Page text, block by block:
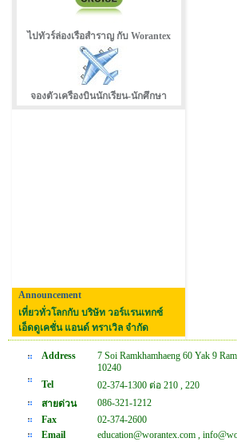
ไปทัวร์ล่องเรือสำราญ กับ Worantex
จองตัวเครืองบินนักเรียน-นักศึกษา
Announcement
เที่ยวทั่วโลกกับ บริษัท วอร์แรนเทกซ์
เอ็ดดูเคชั่น แอนด์ ทราเวิล จำกัด
Address
7 Soi Ramkhamhaeng 60 Yak 9
10240
Tel
02-374-1300 ต่อ 210 , 220
สายด่วน
086-321-1212
Fax
02-374-2600
Email
education@worantex.com ,